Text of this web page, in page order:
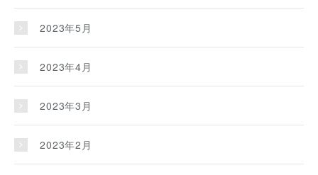
2023年5月
2023年4月
2023年3月
2023年2月